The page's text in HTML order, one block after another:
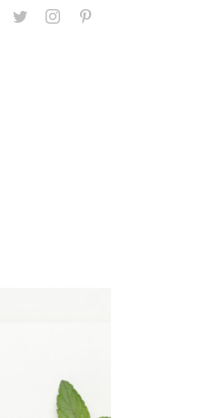
Facebook
TwitterInstagram